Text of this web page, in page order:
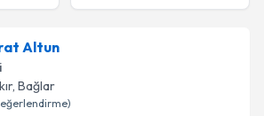
Altun
, Bağlar